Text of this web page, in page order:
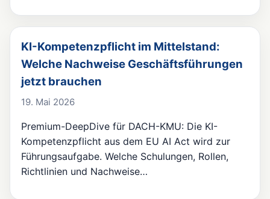
KI-Kompetenzpflicht im Mittelstand:
Welche Nachweise Geschäftsführungen
jetzt brauchen
19. Mai 2026
Premium-DeepDive für DACH-KMU: Die KI-
Kompetenzpflicht aus dem EU AI Act wird zur
Führungsaufgabe. Welche Schulungen, Rollen,
Richtlinien und Nachweise…